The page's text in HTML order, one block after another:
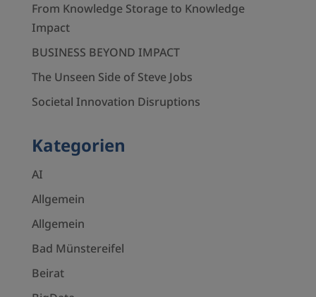
From Knowledge Storage to Knowledge
Impact
BUSINESS BEYOND IMPACT
The Unseen Side of Steve Jobs
Societal Innovation Disruptions
Kategorien
AI
Allgemein
Allgemein
Bad Münstereifel
Beirat